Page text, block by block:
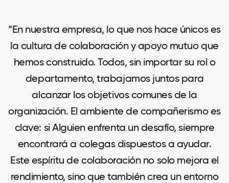
“En nuestra empresa, lo que nos hace únicos es
la cultura de colaboración y apoyo mutuo que
hemos construido. Todos, sin importar su rol o
departamento, trabajamos juntos para
alcanzar los objetivos comunes de la
organización. El ambiente de compañerismo es
clave: si Alguien enfrenta un desafío, siempre
encontrará a colegas dispuestos a ayudar.
Este espíritu de colaboración no solo mejora el
rendimiento, sino que también crea un entorno